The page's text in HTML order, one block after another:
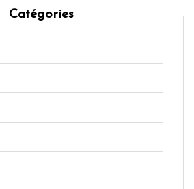
Catégories